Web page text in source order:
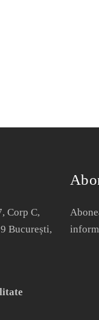
Corp C,
București,